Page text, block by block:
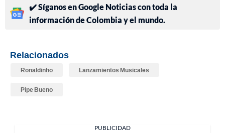
✔️ Síganos en Google Noticias con toda la
información de Colombia y el mundo.
Relacionados
Ronaldinho Lanzamientos Musicales
Pipe Bueno
PUBLICIDAD